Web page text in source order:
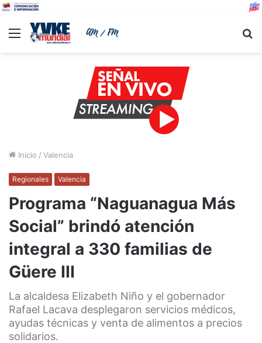
Menu
Inicio / Valencia
Regionales Valencia
Programa “Naguanagua Más
Social” brindó atención
integral a 330 familias de
Güere III
La alcaldesa Elizabeth Niño y el gobernador
Rafael Lacava desplegaron servicios médicos,
ayudas técnicas y venta de alimentos a precios
solidarios.